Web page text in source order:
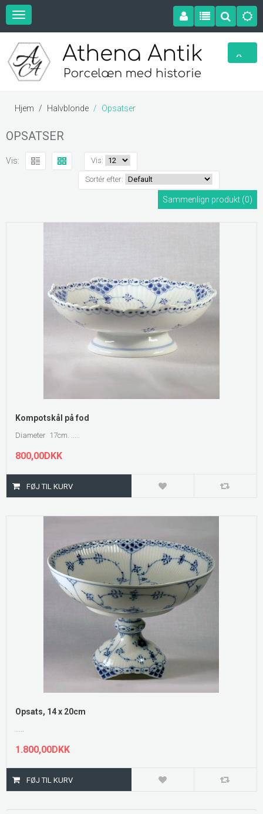
Hjem Halvblonde Opsatser
OPSATSER
Vis: Vis:
Sortér efter:
Sammenlign produkt (0)
Kompotskål på fod
Diameter 17cm. .....
800,00DKK
Opsats, 14 x 20cm
.....
1.800,00DKK